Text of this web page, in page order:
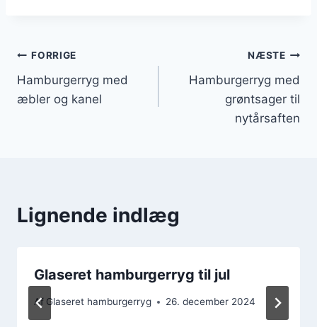
Indlægsnavigation
FORRIGE
Hamburgerryg med
æbler og kanel
NÆSTE
Hamburgerryg med
grøntsager til
nytårsaften
Lignende indlæg
Glaseret hamburgerryg til jul
Af Glaseret hamburgerryg 26. december 2024